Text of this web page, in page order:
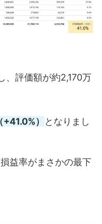
、評価額が約2,170万
（+41.0%）
となりまし
益率がまさかの最下